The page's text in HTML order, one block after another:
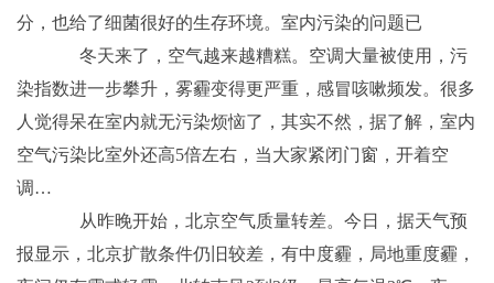
分，也给了细菌很好的生存环境。室内污染的问题已
冬天来了，空气越来越糟糕。空调大量被使用，污
染指数进一步攀升，雾霾变得更严重，感冒咳嗽频发。很多
人觉得呆在室内就无污染烦恼了，其实不然，据了解，室内
空气污染比室外还高5倍左右，当大家紧闭门窗，开着空
调…
从昨晚开始，北京空气质量转差。今日，据天气预
报显示，北京扩散条件仍旧较差，有中度霾，局地重度霾，